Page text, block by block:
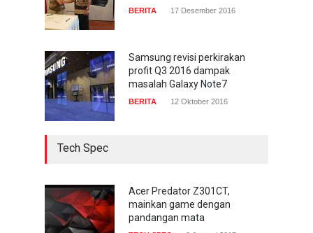
BERITA 17 Desember 2016
Samsung revisi perkirakan
profit Q3 2016 dampak
masalah Galaxy Note7
BERITA 12 Oktober 2016
Tech Spec
Acer Predator Z301CT,
mainkan game dengan
pandangan mata